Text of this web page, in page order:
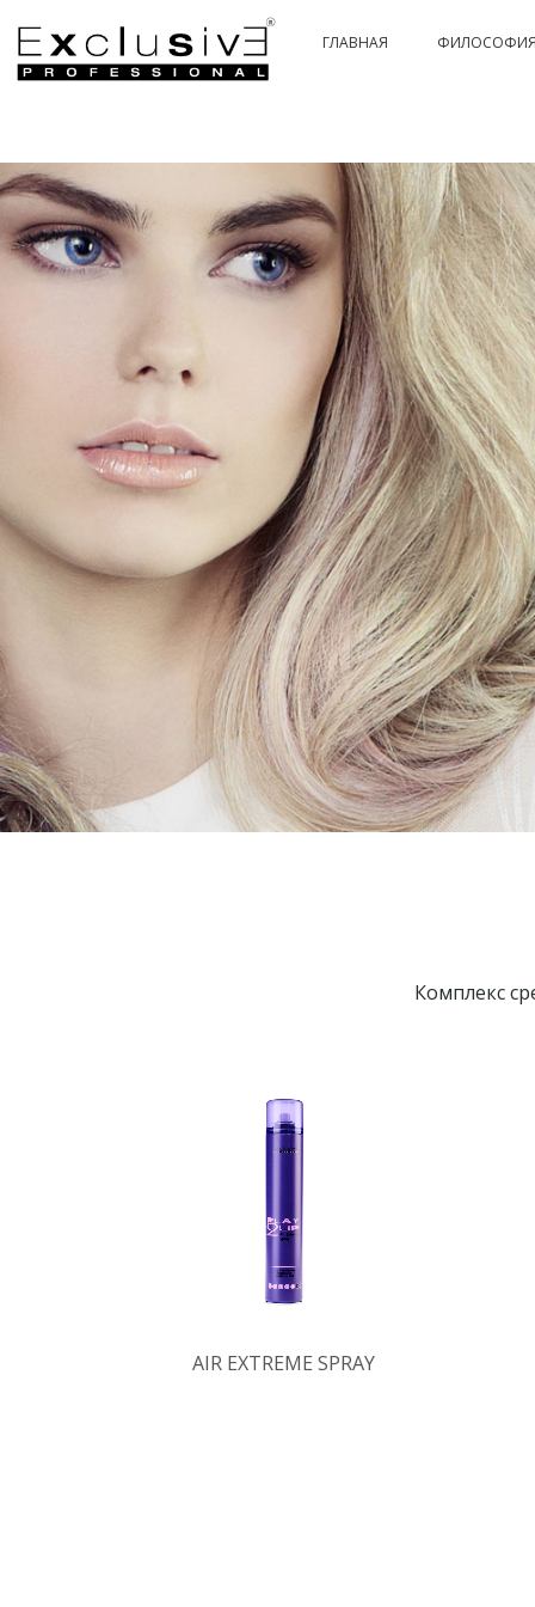
ГЛАВНАЯ
PASSION & COLOR HI-TECH
PASSIONEX
Комплекс
AIR EXTREME SPRAY